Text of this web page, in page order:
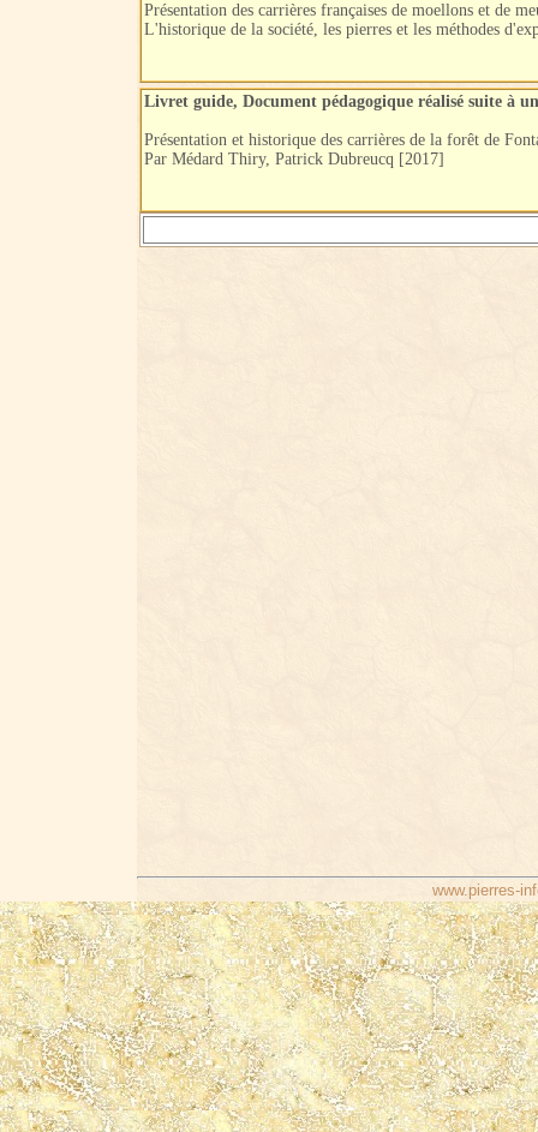
Présentation des carrières françaises de moellons et de
L'historique de la société, les pierres et les méthodes
Livret guide, Document pédagogique réalisé suite à
Présentation et historique des carrières de la forêt de
Par Médard Thiry, Patrick Dubreucq [2017]
www.pierres-